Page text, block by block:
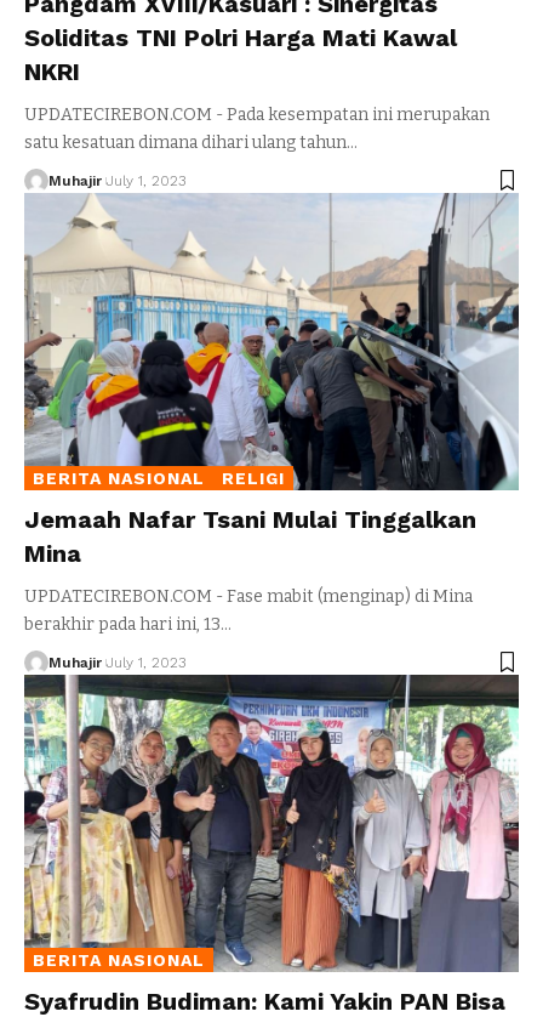
Soliditas TNI Polri Harga Mati Kawal
NKRI
UPDATECIREBON.COM - Pada kesempatan ini merupakan
satu kesatuan dimana dihari ulang tahun…
Muhajir July 1, 2023
BERITA NASIONAL RELIGI
Jemaah Nafar Tsani Mulai Tinggalkan
Mina
UPDATECIREBON.COM - Fase mabit (menginap) di Mina
berakhir pada hari ini, 13…
Muhajir July 1, 2023
BERITA NASIONAL
Syafrudin Budiman: Kami Yakin PAN Bisa